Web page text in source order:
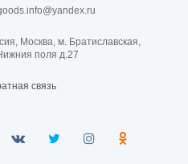
Москва, м. Братиславская,
поля д.27
связь